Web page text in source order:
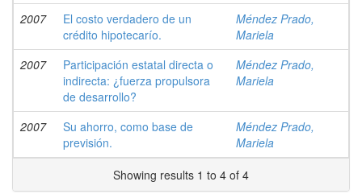
2007
El costo verdadero de un
crédito hipotecarío.
Méndez Prado,
Mariela
2007
Participación estatal directa o
indirecta: ¿fuerza propulsora
de desarrollo?
Méndez Prado,
Mariela
2007
Su ahorro, como base de
previsión.
Méndez Prado,
Mariela
Showing results 1 to 4 of 4